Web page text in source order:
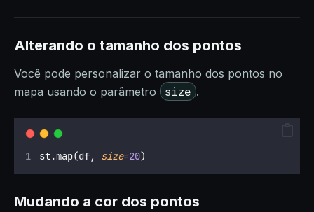
Alterando o tamanho dos pontos
Você pode personalizar o tamanho dos pontos no
mapa usando o parâmetro
size .
st.map(df, size=20)
Mudando a cor dos pontos